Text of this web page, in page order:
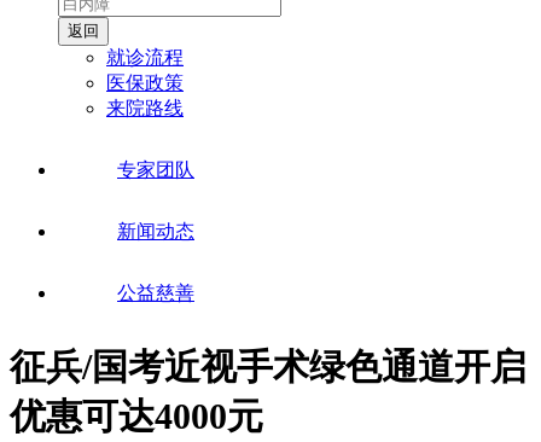
就诊流程
医保政策
来院路线
专家团队
新闻动态
公益慈善
征兵/国考近视手术绿色通道开启
优惠可达4000元